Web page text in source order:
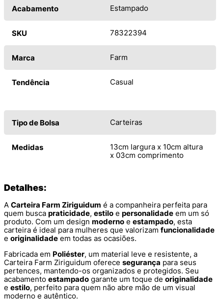
Acabamento Estampado
SKU 78322394
Marca Farm
Tendência Casual
Tipo de Bolsa Carteiras
Medidas
13cm largura x 10cm altura
x 03cm comprimento
Detalhes:
A Carteira Farm Ziriguidum é a companheira perfeita para
quem busca praticidade, estilo e personalidade em um só
produto. Com um design moderno e estampado, esta
carteira é ideal para mulheres que valorizam funcionalidade
e originalidade em todas as ocasiões.
Fabricada em Poliéster, um material leve e resistente, a
Carteira Farm Ziriguidum oferece segurança para seus
pertences, mantendo-os organizados e protegidos. Seu
acabamento estampado garante um toque de originalidade
e estilo, perfeito para quem não abre mão de um visual
moderno e autêntico.